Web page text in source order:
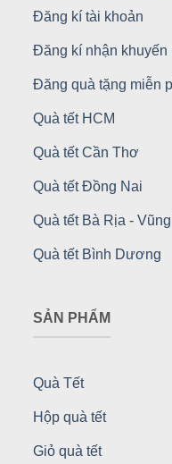
Đăng kí tài khoản
Đăng kí nhận khuyến
Đăng quà tặng miễn
Quà tết HCM
Quà tết Cần Thơ
Quà tết Đồng Nai
Quà tết Bà Rịa -
Quà tết Bình Dương
SẢN PHẨM
Quà Tết
Hộp quà tết
Giỏ quà tết